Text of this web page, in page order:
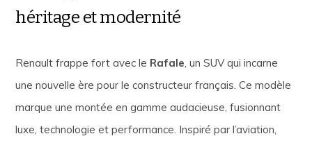
héritage et modernité
Renault frappe fort avec le Rafale, un SUV qui incarne
une nouvelle ère pour le constructeur français. Ce modèle
marque une montée en gamme audacieuse, fusionnant
luxe, technologie et performance. Inspiré par l’aviation,